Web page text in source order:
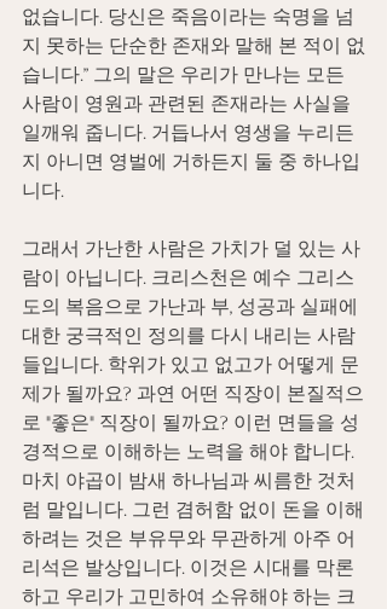
없습니다. 당신은 죽음이라는 숙명을 넘
지 못하는 단순한 존재와 말해 본 적이 없
습니다.” 그의 말은 우리가 만나는 모든
사람이 영원과 관련된 존재라는 사실을
일깨워 줍니다. 거듭나서 영생을 누리든
지 아니면 영벌에 거하든지 둘 중 하나입
니다.
그래서 가난한 사람은 가치가 덜 있는 사
람이 아닙니다. 크리스천은 예수 그리스
도의 복음으로 가난과 부, 성공과 실패에
대한 궁극적인 정의를 다시 내리는 사람
들입니다. 학위가 있고 없고가 어떻게 문
제가 될까요? 과연 어떤 직장이 본질적으
로 "좋은" 직장이 될까요? 이런 면들을 성
경적으로 이해하는 노력을 해야 합니다.
마치 야곱이 밤새 하나님과 씨름한 것처
럼 말입니다. 그런 겸허함 없이 돈을 이해
하려는 것은 부유무와 무관하게 아주 어
리석은 발상입니다. 이것은 시대를 막론
하고 우리가 고민하여 소유해야 하는 크